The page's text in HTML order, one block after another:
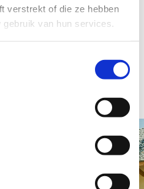
verstrekt of die ze hebben
van hun services.
overzicht